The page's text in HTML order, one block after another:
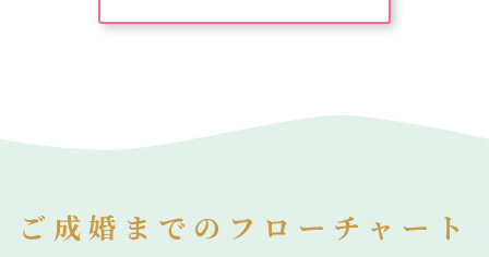
ご成婚までのフローチャート